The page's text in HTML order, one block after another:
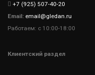
+7 (925) 507-40-20
Email: email@gledan.ru
Работаем: с 10:00-18:00
Клиентский раздел